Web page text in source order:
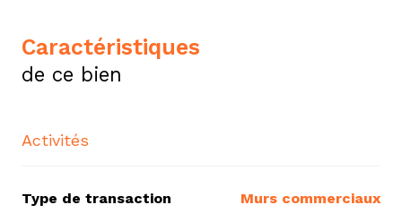
caractéristiques
de ce bien
Activités
Type de transaction Murs commerciaux